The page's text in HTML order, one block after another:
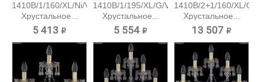
1410B/1/160/XL/Ni/V0300
Хрустальное...
5 413 ₽
1410B/1/195/XL/G/V7010
Хрустальное...
5 554 ₽
1410B/2+1/160/XL/G/
Хрустальное...
13 507 ₽